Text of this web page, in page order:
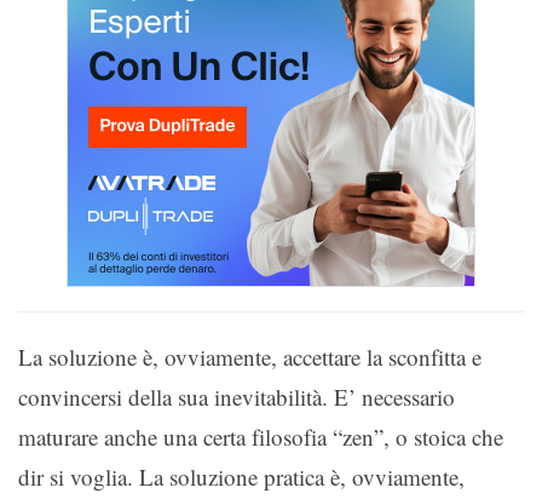
La soluzione è, ovviamente, accettare la sconfitta e
convincersi della sua inevitabilità. E’ necessario
maturare anche una certa filosofia “zen”, o stoica che
dir si voglia. La soluzione pratica è, ovviamente,